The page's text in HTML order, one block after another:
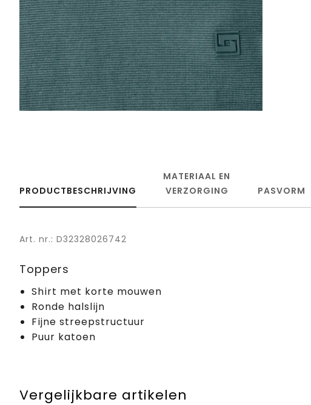
PRODUCTBESCHRIJVING
MATERIAAL EN
VERZORGING
PASVORM
Art. nr.: D32328026742
Toppers
Shirt met korte mouwen
Ronde halslijn
Fijne streepstructuur
Puur katoen
Vergelijkbare artikelen